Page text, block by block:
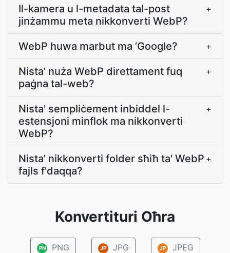
Il-kamera u l-metadata tal-post
jinżammu meta nikkonverti WebP?
+
WebP huwa marbut ma ’Google? +
Nista' nuża WebP direttament fuq
paġna tal-web?
+
Nista' sempliċement inbiddel l-
estensjoni minflok ma nikkonverti
WebP?
+
Nista' nikkonverti folder sħiħ ta' WebP
fajls f'daqqa?
+
Konvertituri Oħra
PN PNG JP JPG JP JPEG